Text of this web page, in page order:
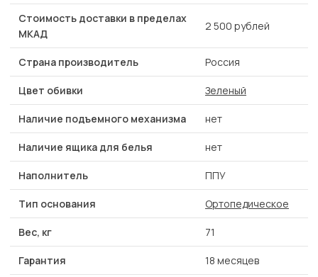
Стоимость доставки в пределах
МКАД
2 500 рублей
Страна производитель Россия
Цвет обивки Зеленый
Наличие подъемного механизма нет
Наличие ящика для белья нет
Наполнитель ППУ
Тип основания Ортопедическое
Вес, кг 71
Гарантия 18 месяцев